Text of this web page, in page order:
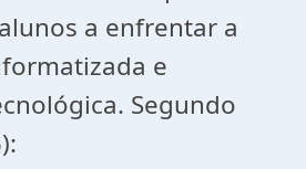
a enfrentar a
e
Segundo